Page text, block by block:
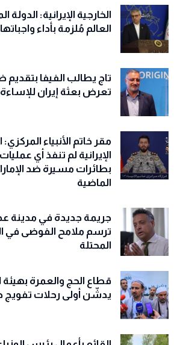
الخارجية الإيرانية:
العالم مُلزمة بأداء واجباتها
تاج يطالب الفيفا بتقديم
تعرض بعثة إيران
مقر خاتم الأنبياء
الإيرانية لم تنفذ أي
بطائرات مسيرة ضد
الماضية
جريمة جديدة في مدينة
ترسم ملامح الفوضى في
المحتلة
قطاع الحج والعمرة بهيئة
يدشّن أولى رحلات تفويج